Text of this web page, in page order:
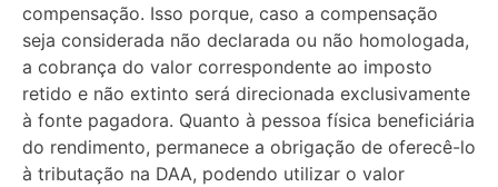
compensação. Isso porque, caso a compensação
seja considerada não declarada ou não homologada,
a cobrança do valor correspondente ao imposto
retido e não extinto será direcionada exclusivamente
à fonte pagadora. Quanto à pessoa física beneficiária
do rendimento, permanece a obrigação de oferecê-lo
à tributação na DAA, podendo utilizar o valor